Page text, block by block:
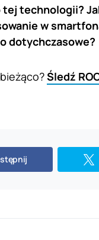
tej technologii?
w
dotychczasowe?
Śledź